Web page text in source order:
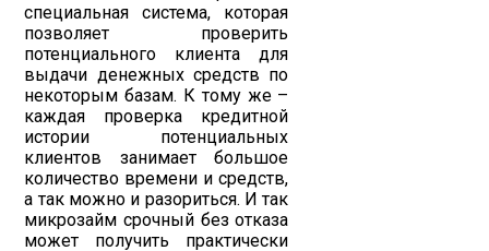
специальная система, которая
позволяет проверить
потенциального клиента для
выдачи денежных средств по
некоторым базам. К тому же –
каждая проверка кредитной
истории потенциальных
клиентов занимает большое
количество времени и средств,
а так можно и разориться. И так
микрозайм срочный без отказа
может получить практически